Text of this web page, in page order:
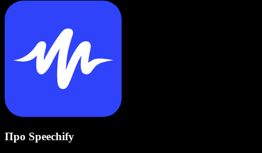
Про Speechify